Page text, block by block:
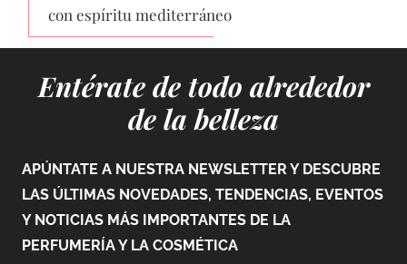
con espíritu mediterráneo
Entérate de todo alrededor
de la belleza
APÚNTATE A NUESTRA NEWSLETTER Y DESCUBRE
LAS ÚLTIMAS NOVEDADES, TENDENCIAS, EVENTOS
Y NOTICIAS MÁS IMPORTANTES DE LA
PERFUMERÍA Y LA COSMÉTICA